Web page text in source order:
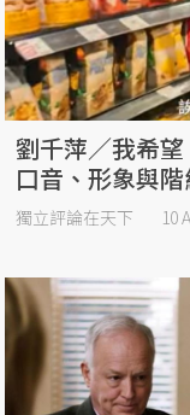
劉千萍／我希
口音、形象與
獨立評論在天下 10